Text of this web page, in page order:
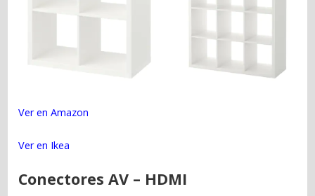
Ver en Amazon
Ver en Ikea
Conectores AV – HDMI